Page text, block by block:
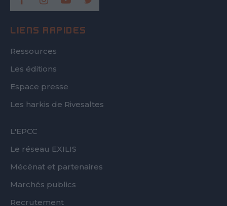
LIENS RAPIDES
Ressources
Les éditions
Espace presse
Les harkis de Rivesaltes
FOOTER
L'EPCC
Le réseau EXILIS
Mécénat et partenaires
Marchés publics
Recrutement